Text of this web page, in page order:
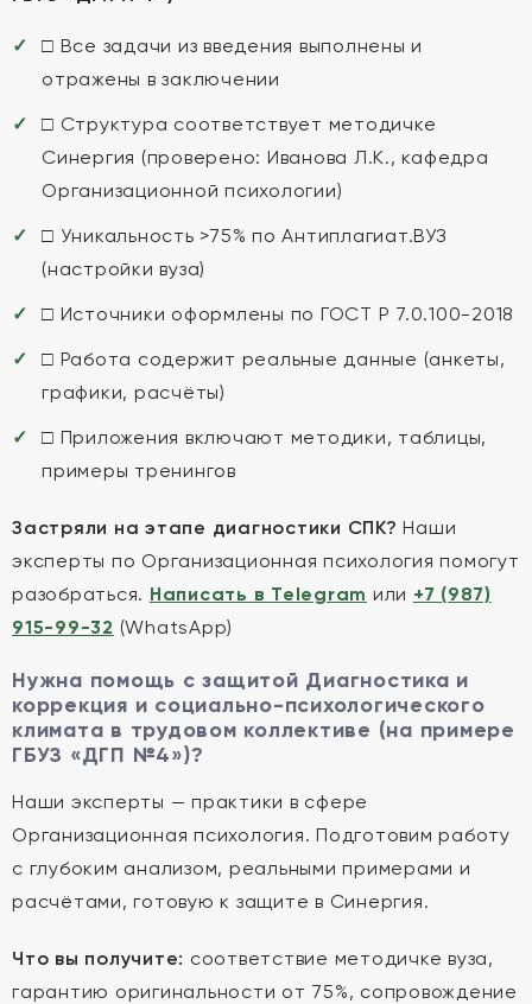
□ Все задачи из введения выполнены и
отражены в заключении
□ Структура соответствует методичке
Синергия (проверено: Иванова Л.К., кафедра
Организационной психологии)
□ Уникальность >75% по Антиплагиат.ВУЗ
(настройки вуза)
□ Источники оформлены по ГОСТ Р 7.0.100-2018
□ Работа содержит реальные данные (анкеты,
графики, расчёты)
□ Приложения включают методики, таблицы,
примеры тренингов
Застряли на этапе диагностики СПК? Наши
эксперты по Организационная психология помогут
разобраться. Написать в Telegram или +7 (987)
915-99-32 (WhatsApp)
Нужна помощь с защитой Диагностика и
коррекция и социально-психологического
климата в трудовом коллективе (на примере
ГБУЗ «ДГП №4»)?
Наши эксперты — практики в сфере
Организационная психология. Подготовим работу
с глубоким анализом, реальными примерами и
расчётами, готовую к защите в Синергия.
Что вы получите: соответствие методичке вуза,
гарантию оригинальности от 75%, сопровождение